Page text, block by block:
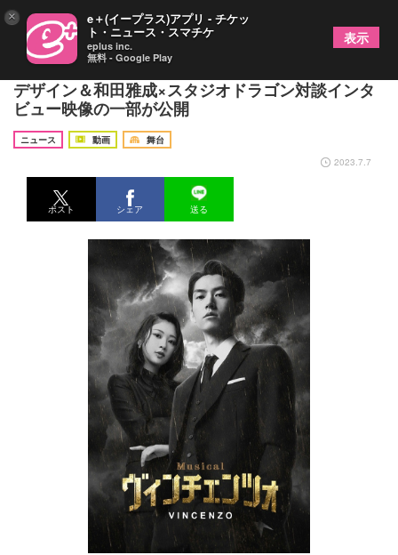
ミュージカル『ヴィンチェンツォ』 来場者特典の
デザイン＆和田雅成×スタジオドラゴン対談インタ
ビュー映像の一部が公開
ニュース 動画
舞台
2023.7.7
ポスト シェア 送る
× e＋(イープラス)アプリ - チケッ
ト・ニュース・スマチケ
eplus inc.
無料 - Google Play
表示